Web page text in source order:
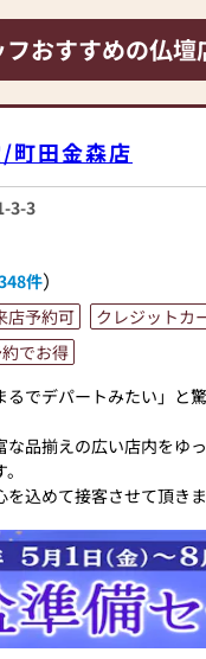
おすすめの仏壇
町田金森店
3-3
件）
店予約可
クレジットカ
でお得
るでデパートみたい」と
な品揃えの広い店内をゆ
込めて接客させて頂きま
るお手伝い』を私達のモ
添いながらよりお客様に
堂町田金森店にご来店下